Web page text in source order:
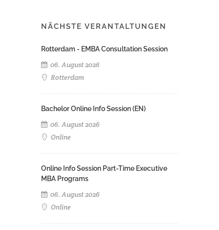
NÄCHSTE VERANTALTUNGEN
Rotterdam - EMBA Consultation Session
06. August 2026
Rotterdam
Bachelor Online Info Session (EN)
06. August 2026
Online
Online Info Session Part-Time Executive
MBA Programs
06. August 2026
Online